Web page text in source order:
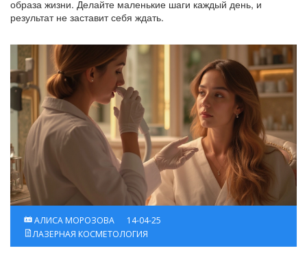
образа жизни. Делайте маленькие шаги каждый день, и
результат не заставит себя ждать.
АЛИСА МОРОЗОВА
14-04-25
ЛАЗЕРНАЯ КОСМЕТОЛОГИЯ